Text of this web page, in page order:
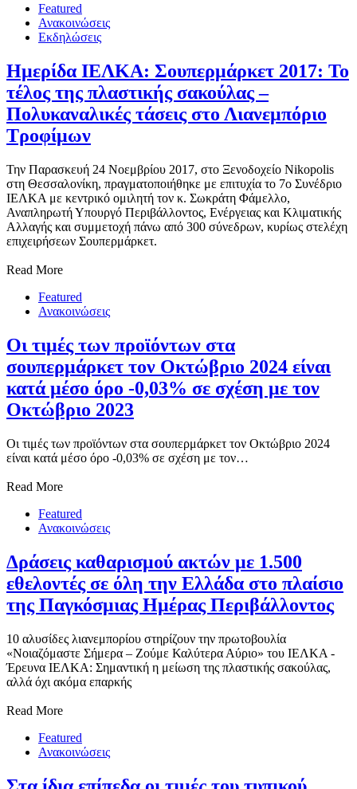
Featured
Ανακοινώσεις
Εκδηλώσεις
Ημερίδα ΙΕΛΚΑ: Σουπερμάρκετ 2017: Το
τέλος της πλαστικής σακούλας –
Πολυκαναλικές τάσεις στο Λιανεμπόριο
Τροφίμων
Την Παρασκευή 24 Νοεμβρίου 2017, στο Ξενοδοχείο Nikopolis
στη Θεσσαλονίκη, πραγματοποιήθηκε με επιτυχία το 7ο Συνέδριο
ΙΕΛΚΑ με κεντρικό ομιλητή τον κ. Σωκράτη Φάμελλο,
Αναπληρωτή Υπουργό Περιβάλλοντος, Ενέργειας και Κλιματικής
Αλλαγής και συμμετοχή πάνω από 300 σύνεδρων, κυρίως στελέχη
επιχειρήσεων Σουπερμάρκετ.
Read More
Featured
Ανακοινώσεις
Οι τιμές των προϊόντων στα
σουπερμάρκετ τον Οκτώβριο 2024 είναι
κατά μέσο όρο -0,03% σε σχέση με τον
Οκτώβριο 2023
Οι τιμές των προϊόντων στα σουπερμάρκετ τον Οκτώβριο 2024
είναι κατά μέσο όρο -0,03% σε σχέση με τον…
Read More
Featured
Ανακοινώσεις
Δράσεις καθαρισμού ακτών με 1.500
εθελοντές σε όλη την Ελλάδα στο πλαίσιο
της Παγκόσμιας Ημέρας Περιβάλλοντος
10 αλυσίδες λιανεμπορίου στηρίζουν την πρωτοβουλία
«Νοιαζόμαστε Σήμερα – Ζούμε Καλύτερα Αύριο» του ΙΕΛΚΑ -
Έρευνα ΙΕΛΚΑ: Σημαντική η μείωση της πλαστικής σακούλας,
αλλά όχι ακόμα επαρκής
Read More
Featured
Ανακοινώσεις